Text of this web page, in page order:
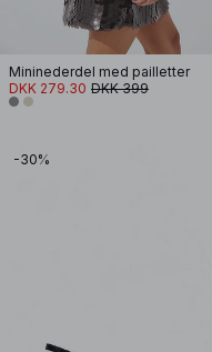
Mininederdel med pailletter
DKK 279.30 DKK 399
-30%